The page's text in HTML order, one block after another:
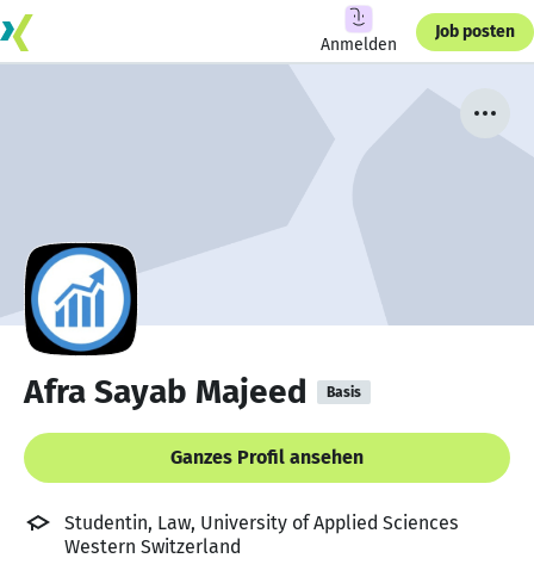
Anmelden
Job posten
Afra Sayab Majeed Basis
Ganzes Profil ansehen
Studentin, Law, University of Applied Sciences
Western Switzerland